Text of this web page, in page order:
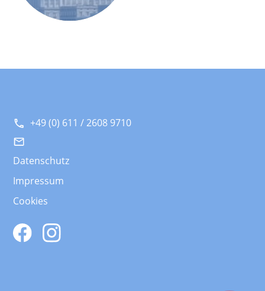
+49 (0) 611 / 2608 9710
Datenschutz
Impressum
Cookies